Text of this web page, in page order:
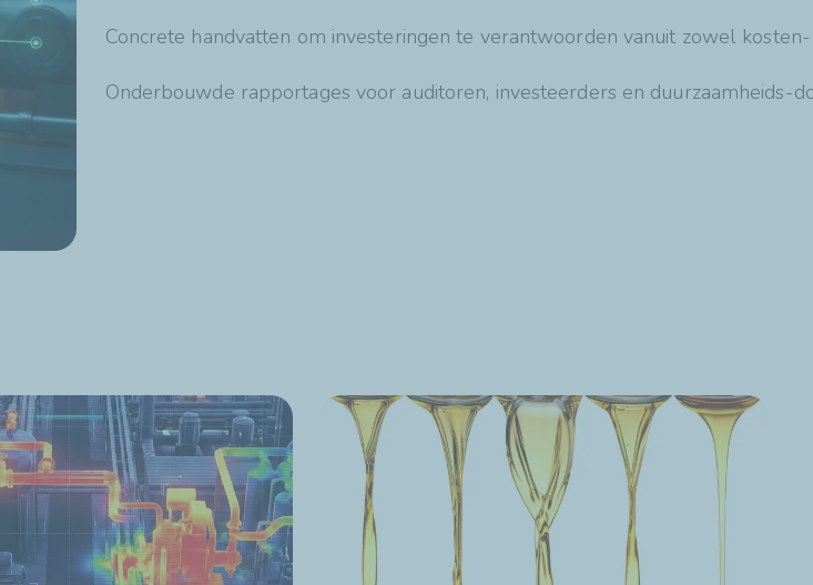
Concrete handvatten om investeringen te verantwoorden vanuit zowel
Onderbouwde rapportages voor auditoren, investeerders en duurzaamheids-